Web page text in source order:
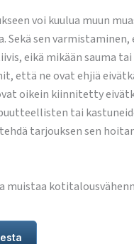
voi kuulua muun
Sekä sen
eikä mikään sauma
että ne ovat ehjiä
oikein kiinnitetty
tai
tarjouksen sen
muistaa